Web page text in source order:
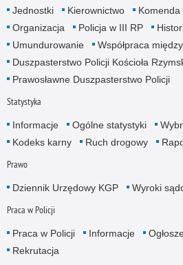
Jednostki Kierownictwo
Komenda
Organizacja
Policja w III RP
Umundurowanie
Współpraca
Duszpasterstwo Policji Kościoła
Prawosławne Duszpasterstwo Policji
Statystyka
Informacje Ogólne statystyki
Kodeks karny
Ruch drogowy
Prawo
Dziennik Urzędowy KGP Wyroki
Praca w Policji
Praca w Policji Informacje
Rekrutacja